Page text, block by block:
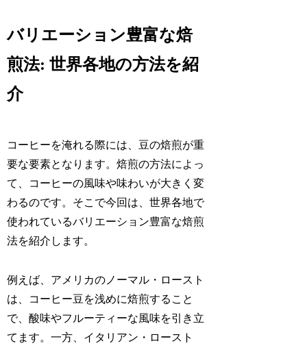
バリエーション豊富な焙
煎法: 世界各地の方法を紹
介
コーヒーを淹れる際には、豆の焙煎が重
要な要素となります。焙煎の方法によっ
て、コーヒーの風味や味わいが大きく変
わるのです。そこで今回は、世界各地で
使われているバリエーション豊富な焙煎
法を紹介します。
例えば、アメリカのノーマル・ロースト
は、コーヒー豆を浅めに焙煎すること
で、酸味やフルーティーな風味を引き立
てます。一方、イタリアン・ロースト